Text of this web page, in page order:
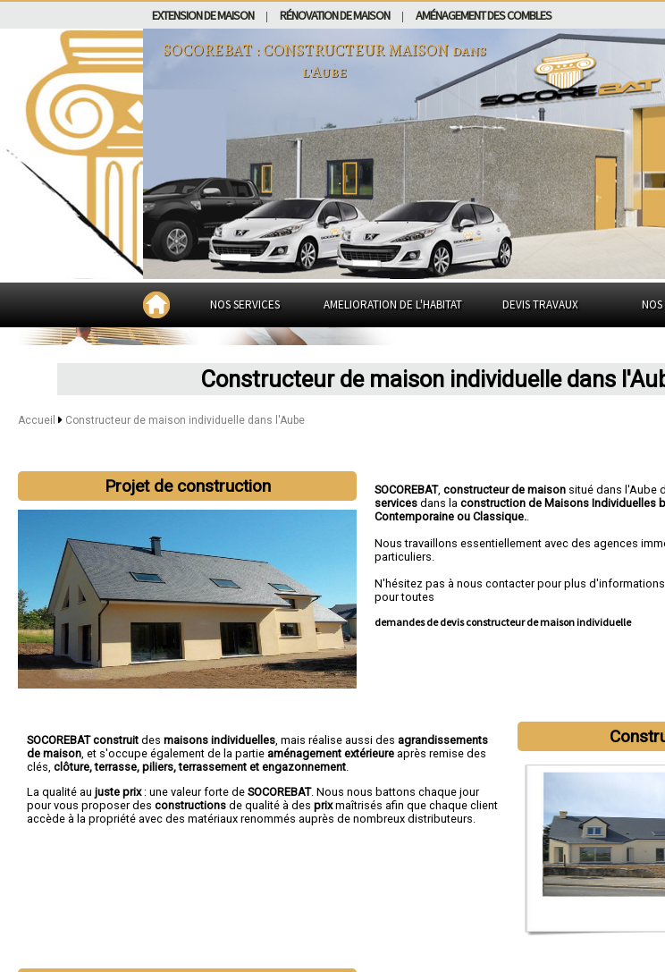
EXTENSION DE MAISON RÉNOVATION DE MAISON AMÉNAGEMENT DES COMBLES
SOCOREBAT : CONSTRUCTEUR MAISON dans
l'Aube
NOS SERVICES AMELIORATION DE L'HABITAT DEVIS TRAVAUX NOS
Constructeur de maison individuelle dans
Accueil Constructeur de maison individuelle dans l'Aube
Projet de construction SOCOREBAT,constructeur de maison situé dans l'Aube
services dans laconstruction de Maisons Individuelles
Contemporaine ou Classique.
Nous travaillons essentiellement avec des agences
particuliers.
N'hésitez pas à nous contacter pour plus
pour toutes
demandes de devis constructeur de maison individuelle
SOCOREBAT construit des maisons individuelles , mais réalise aussi des agrandissements
de maison , et s'occupe également de la partie aménagement extérieure après remise des
clés, clôture, terrasse, piliers, terrassement et engazonnement
La qualité au juste prix: une valeur forte de SOCOREBAT. Nous nous battons chaque jour
pour vous proposer des constructions de qualité à des prixmaîtrisés afin que chaque client
accède à la propriété avec des matériaux renommés auprès de nombreux distributeurs.